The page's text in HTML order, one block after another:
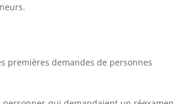
premières demandes de personnes